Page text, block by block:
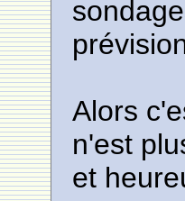
Alors
n'est
et